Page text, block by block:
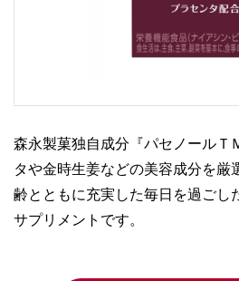
森永製菓独自成分『パセノールＴ
タや金時生姜などの美容成分を厳
齢とともに充実した毎日を過ごし
サプリメントです。